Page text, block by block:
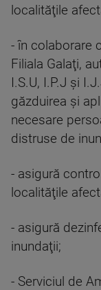
localităţile
- în colaborare
Filiala Galaţi,
I.S.U, I.P.J şi
găzduirea şi
necesare
distruse de
- asigură
localităţile
- asigură
inundaţii;
- Serviciul de